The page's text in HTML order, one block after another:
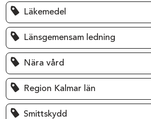
Läkemedel
Länsgemensam ledning
Nära vård
Region Kalmar län
Smittskydd